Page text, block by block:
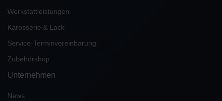
Werkstattleistungen
Karosserie & Lack
Service-Terminvereinbarung
Zubehörshop
Unternehmen
News